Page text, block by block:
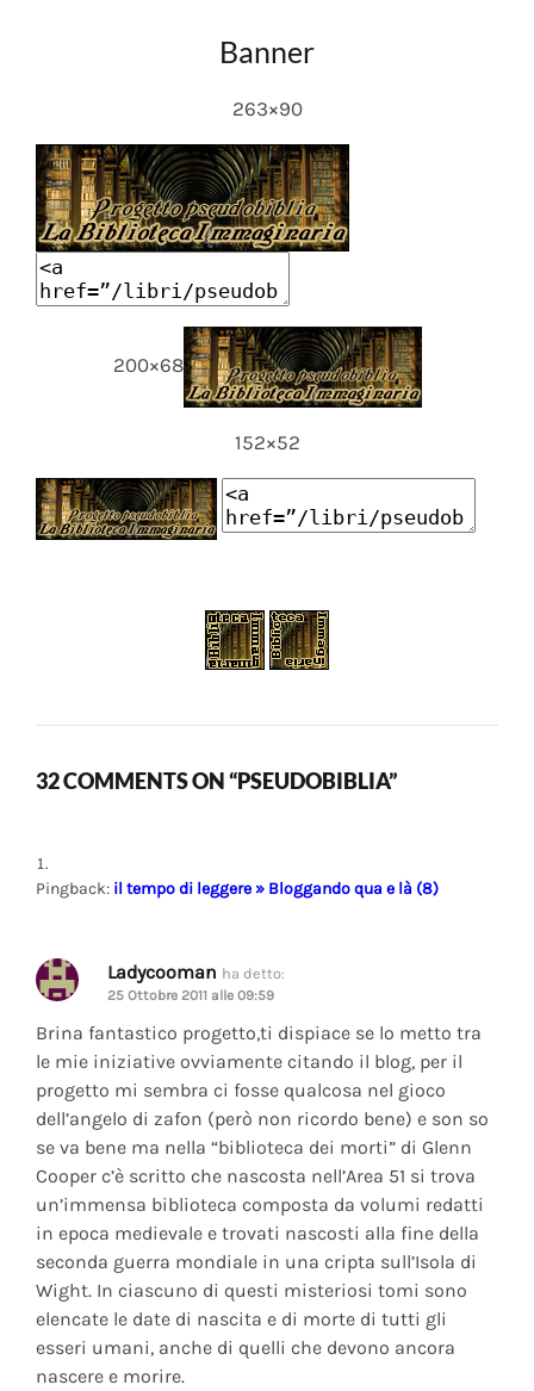
Banner
263×90
200×68
152×52
32 COMMENTS ON “PSEUDOBIBLIA”
Pingback: il tempo di leggere » Bloggando qua e là (8)
Ladycooman ha detto:
25 Ottobre 2011 alle 09:59
Brina fantastico progetto,ti dispiace se lo metto tra
le mie iniziative ovviamente citando il blog, per il
progetto mi sembra ci fosse qualcosa nel gioco
dell’angelo di zafon (però non ricordo bene) e son so
se va bene ma nella “biblioteca dei morti” di Glenn
Cooper c’è scritto che nascosta nell’Area 51 si trova
un’immensa biblioteca composta da volumi redatti
in epoca medievale e trovati nascosti alla fine della
seconda guerra mondiale in una cripta sull’Isola di
Wight. In ciascuno di questi misteriosi tomi sono
elencate le date di nascita e di morte di tutti gli
esseri umani, anche di quelli che devono ancora
nascere e morire.